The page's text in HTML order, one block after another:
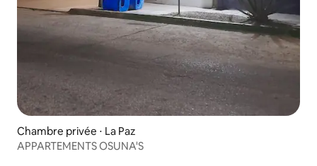
Chambre privée ⋅ La Paz
APPARTEMENTS OSUNA'S